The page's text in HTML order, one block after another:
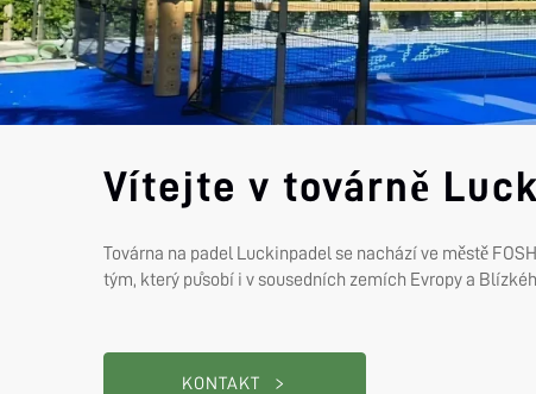
Vítejte v továrně
Továrna na padel Luckinpadel se nachází ve městě
tým, který působí i v sousedních zemích Evropy a
KONTAKT